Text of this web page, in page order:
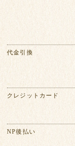
代金引換
クレジットカード
NP後払い